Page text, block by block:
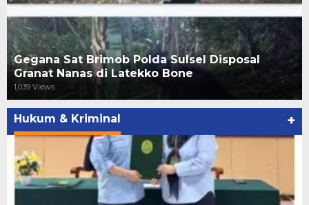
Gegana Sat Brimob Polda Sulsel Disposal
Granat Nanas di Latekko Bone
1,039 Views
Hukum & Kriminal +